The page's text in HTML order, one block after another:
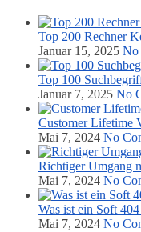
Top 200 Rechner
Januar 15, 2025 No
Top 100
Januar 7, 2025 No
Customer Lifetime
Mai 7, 2024 No
Richtiger Umgang
Mai 7, 2024 No
Was ist ein Soft
Mai 7, 2024 No